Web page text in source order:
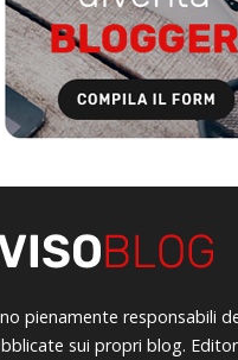
pienamente responsabili
sui propri blog.